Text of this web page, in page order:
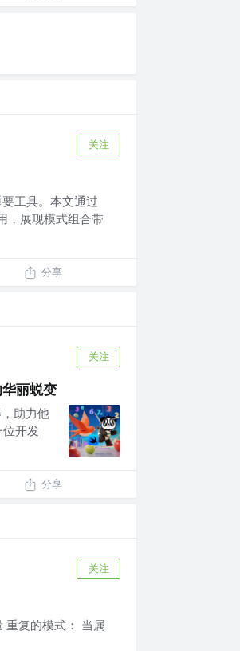
关注
工具。本文通过
，展现模式组合带
分享
关注
丽蜕变
助力他
位开发
分享
关注
复的模式： 当属